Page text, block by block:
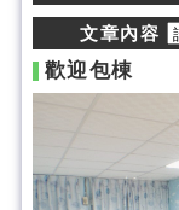
文章內容
歡迎包棟